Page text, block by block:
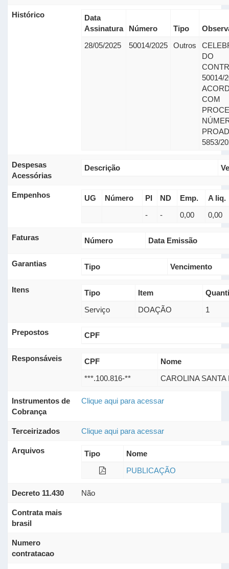
Histórico
Data
Assinatura
Número Tipo
28/05/2025
50014/2025 Outros
DO
50014/
COM
PROAD
5853/
Despesas
Acessórias
Descrição
Empenhos UG Número PI ND Emp.
A liq.
-
- 0,00 0,00
Faturas Número Data Emissão
Garantias Tipo Vencimento
Itens Tipo Item
Serviço
DOAÇÃO 1
Prepostos CPF
Responsáveis CPF
Nome
***.100.816-**
CAROLINA
Instrumentos de
Cobrança
Clique aqui para acessar
Terceirizados Clique aqui para acessar
Arquivos Tipo
Nome
PUBLICAÇÃO
Decreto 11.430 Não
Contrata mais
brasil
Numero
contratacao